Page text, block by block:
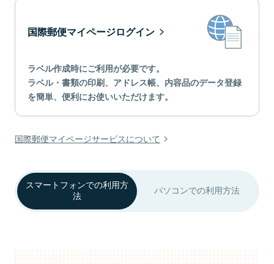
国際郵便マイページログイン
ラベル作成時にご利用が必要です。
ラベル・書類の印刷、アドレス帳、内容品のデータ登録
を簡単、便利にお使いいただけます。
国際郵便マイページサービスについて
スマートフォンでの利用方
法
パソコンでの利用方法